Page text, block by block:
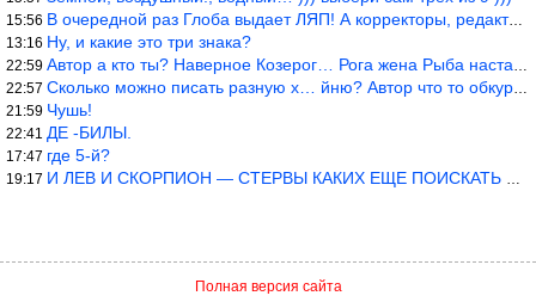
15:56 В очередной раз Глоба выдает ЛЯП! А корректоры, редакторы пропус
13:16 Ну, и какие это три знака?
22:59 Автор а кто ты? Наверное Козерог… Рога жена Рыба наставила ))
22:57 Сколько можно писать разную х… йню? Автор что то обкурился?
21:59 Чушь!
22:41 ДЕ -БИЛЫ.
17:47 где 5-й?
19:17 И ЛЕВ И СКОРПИОН — СТЕРВЫ КАКИХ ЕЩЕ ПОИСКАТЬ НАДО
Полная версия сайта